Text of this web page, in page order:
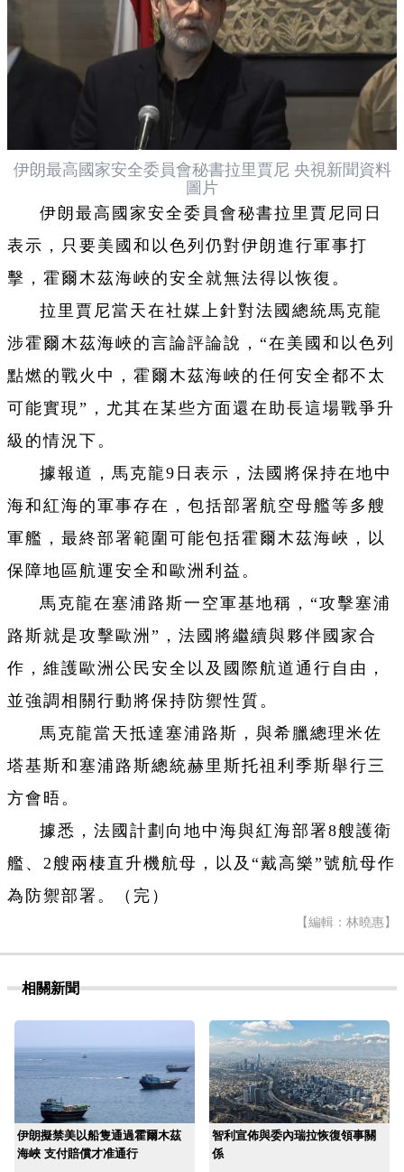
伊朗最高國家安全委員會秘書拉里賈尼 央視新聞資料
圖片
伊朗最高國家安全委員會秘書拉里賈尼同日
表示，只要美國和以色列仍對伊朗進行軍事打
擊，霍爾木茲海峽的安全就無法得以恢復。
拉里賈尼當天在社媒上針對法國總統馬克龍
涉霍爾木茲海峽的言論評論說，“在美國和以色列
點燃的戰火中，霍爾木茲海峽的任何安全都不太
可能實現”，尤其在某些方面還在助長這場戰爭升
級的情況下。
據報道，馬克龍9日表示，法國將保持在地中
海和紅海的軍事存在，包括部署航空母艦等多艘
軍艦，最終部署範圍可能包括霍爾木茲海峽，以
保障地區航運安全和歐洲利益。
馬克龍在塞浦路斯一空軍基地稱，“攻擊塞浦
路斯就是攻擊歐洲”，法國將繼續與夥伴國家合
作，維護歐洲公民安全以及國際航道通行自由，
並強調相關行動將保持防禦性質。
馬克龍當天抵達塞浦路斯，與希臘總理米佐
塔基斯和塞浦路斯總統赫里斯托祖利季斯舉行三
方會晤。
據悉，法國計劃向地中海與紅海部署8艘護衛
艦、2艘兩棲直升機航母，以及“戴高樂”號航母作
為防禦部署。（完）
【編輯：林曉惠】
相關新聞
伊朗擬禁美以船隻通過霍爾木茲
海峽 支付賠償才准通行
智利宣佈與委內瑞拉恢復領事關
係